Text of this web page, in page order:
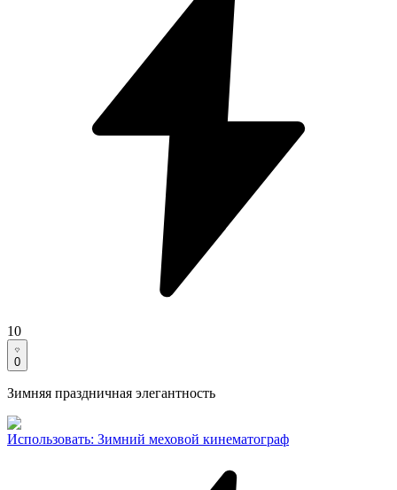
10
0
Зимняя праздничная элегантность
Использовать: Зимний меховой кинематограф